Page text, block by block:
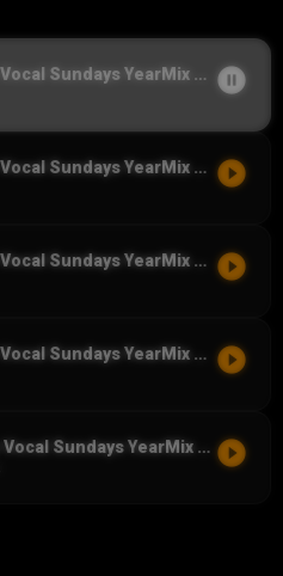
Netzwork -We Love Vocal Sundays YearMix 2025 pause_circle_filled
Netzwork -We Love Vocal Sundays YearMix 2024 play_circle_filled
Netzwork -We Love Vocal Sundays YearMix 2023 play_circle_filled
Netzwork -We Love Vocal Sundays YearMix 2022 play_circle_filled
Netzwork - We Love Vocal Sundays YearMix 2021 play_circle_filled